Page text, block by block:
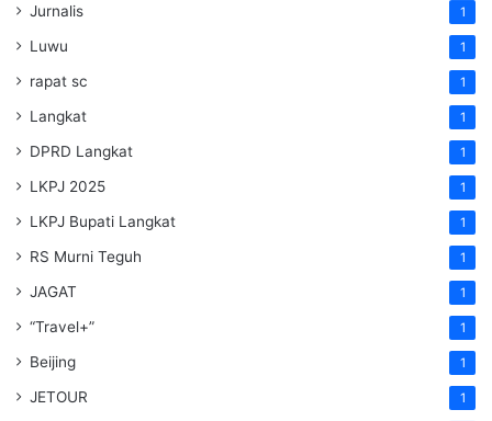
Jurnalis 1
Luwu 1
rapat sc 1
Langkat 1
DPRD Langkat 1
LKPJ 2025 1
LKPJ Bupati Langkat 1
RS Murni Teguh 1
JAGAT 1
“Travel+” 1
Beijing 1
JETOUR 1